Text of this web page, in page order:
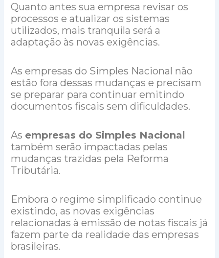
Quanto antes sua empresa revisar os
processos e atualizar os sistemas
utilizados, mais tranquila será a
adaptação às novas exigências.
As empresas do Simples Nacional não
estão fora dessas mudanças e precisam
se preparar para continuar emitindo
documentos fiscais sem dificuldades.
As empresas do Simples Nacional
também serão impactadas pelas
mudanças trazidas pela Reforma
Tributária.
Embora o regime simplificado continue
existindo, as novas exigências
relacionadas à emissão de notas fiscais já
fazem parte da realidade das empresas
brasileiras.